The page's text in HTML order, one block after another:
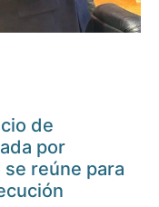
de
por
reúne para